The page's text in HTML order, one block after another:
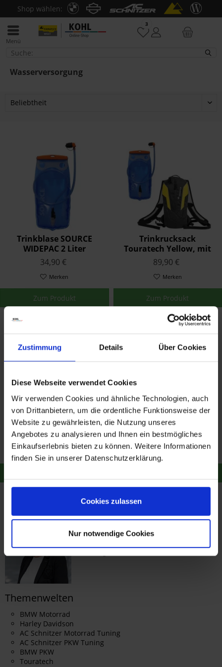
Zustimmung Details Über Cookies
Diese Webseite verwendet Cookies
Wir verwenden Cookies und ähnliche Technologien, auch
von Drittanbietern, um die ordentliche Funktionsweise der
Website zu gewährleisten, die Nutzung unseres
Angebotes zu analysieren und Ihnen ein bestmögliches
Einkaufserlebnis bieten zu können. Weitere Informationen
finden Sie in unserer Datenschutzerklärung.
Cookies zulassen
Nur notwendige Cookies
Shop wählen:
3
Menü
Wasserversorgung
Wasserversorgung
Trinkblase SOURCE
WIDEPAC 2 Liter
34,90 €
Merken
Zum Produkt
Trinkrucksack
Touratech Yellow, mit
Trinkblase
89,90 €
Merken
Zum Produkt
Trinkrucksack
Touratech Black, ohne
Trinkblase
59,90 €
Trinkrucksack
Touratech Black, mit
Trinkblase
89,90 €
E-Mail: shop@kohl.de
Montag - Donnerstag: 9 - 16 Uhr
Themenwelten
BMW Motorrad
Harley Davidson
AC Schnitzer Motorrad Tuning
AC Schnitzer PKW Tuning
BMW PKW
Touratech